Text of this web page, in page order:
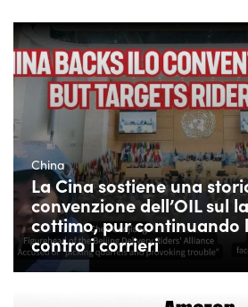
China
La Cina sostiene una
convenzione dell’OIL sul
cottimo, pur continuando
contro i corrieri